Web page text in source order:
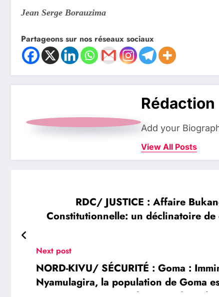
Jean Serge Borauzima
Partageons sur nos réseaux sociaux
Rédaction
Add your
View All Posts
RDC/ JUSTICE : Affaire
Constitutionnelle: un déclinatoire de
Next post
NORD-KIVU/ SÉCURITÉ : Goma :
Nyamulagira, la population de Goma